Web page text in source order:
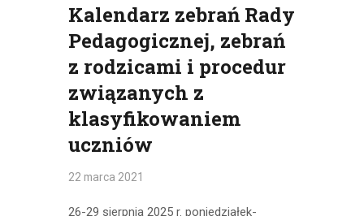
UCZNIOWIE
KANDYDACI
RODZICE
WYDARZENIA
KONTAKT
Kalendarz zebrań Rady
Pedagogicznej, zebrań
z rodzicami i procedur
związanych z
klasyfikowaniem
uczniów
22 marca 2021
26-29 sierpnia 2025 r. poniedziałek-